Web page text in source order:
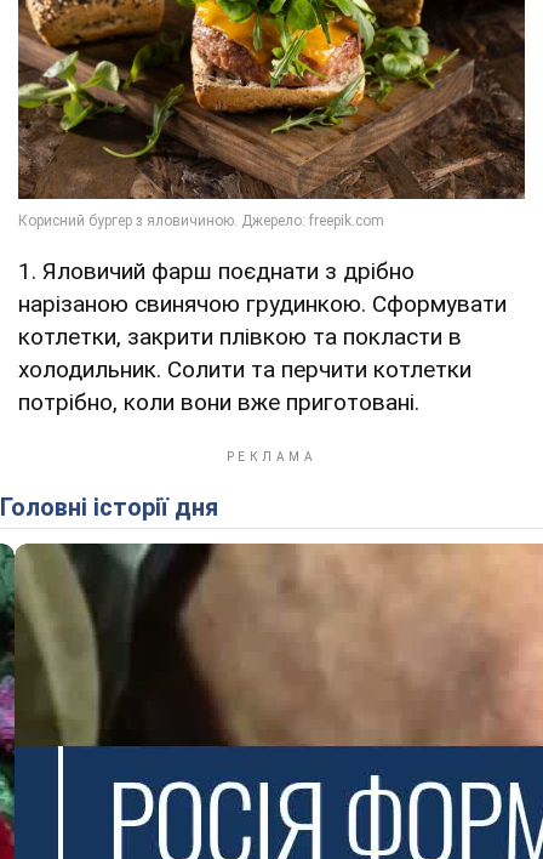
1. Яловичий фарш поєднати з дрібно
нарізаною свинячою грудинкою. Сформувати
котлетки, закрити плівкою та покласти в
холодильник. Солити та перчити котлетки
потрібно, коли вони вже приготовані.
Головні історії дня